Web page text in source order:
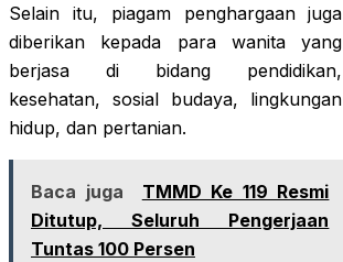
Selain itu, piagam penghargaan juga
diberikan kepada para wanita yang
berjasa di bidang pendidikan,
kesehatan, sosial budaya, lingkungan
hidup, dan pertanian.
Baca juga
TMMD Ke 119 Resmi
Ditutup, Seluruh Pengerjaan
Tuntas 100 Persen